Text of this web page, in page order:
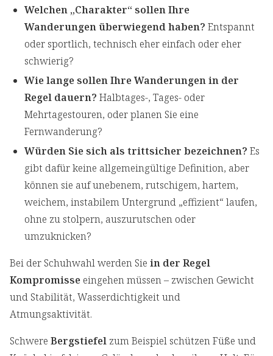
Welchen „Charakter“ sollen Ihre
Wanderungen überwiegend haben? Entspannt
oder sportlich, technisch eher einfach oder eher
schwierig?
Wie lange sollen Ihre Wanderungen in der
Regel dauern? Halbtages-, Tages- oder
Mehrtagestouren, oder planen Sie eine
Fernwanderung?
Würden Sie sich als trittsicher bezeichnen? Es
gibt dafür keine allgemeingültige Definition, aber
können sie auf unebenem, rutschigem, hartem,
weichem, instabilem Untergrund „effizient“ laufen,
ohne zu stolpern, auszurutschen oder
umzuknicken?
Bei der Schuhwahl werden Sie in der Regel
Kompromisse eingehen müssen – zwischen Gewicht
und Stabilität, Wasserdichtigkeit und
Atmungsaktivität.
Schwere Bergstiefel zum Beispiel schützen Füße und